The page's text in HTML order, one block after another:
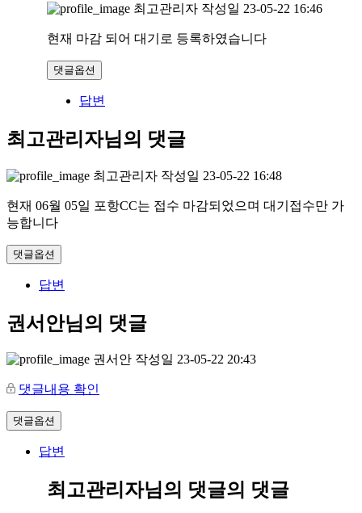
최고관리자 작성일 23-05-22 16:46
현재 마감 되어 대기로 등록하였습니다
댓글옵션
답변
최고관리자님의 댓글
최고관리자 작성일 23-05-22 16:48
현재 06월 05일 포항CC는 접수 마감되었으며 대기접수만 가
능합니다
댓글옵션
답변
권서안님의 댓글
권서안 작성일 23-05-22 20:43
댓글내용 확인
댓글옵션
답변
최고관리자님의 댓글의 댓글